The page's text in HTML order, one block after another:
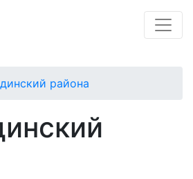
района